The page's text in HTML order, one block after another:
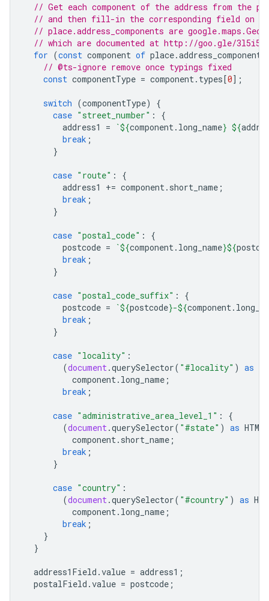
// Get each component of the address from the
// and then fill-in the corresponding field on
// place.address_components are
// which are documented at http://goo.gle/
for (const component of place.address_components
// @ts-ignore remove once typings fixed
const componentType = component. types[0];
switch (componentType)
{
case "street_number" :
{
address1
= `${component. long_name} ${
break ;
}
case "route" :
{
address1
+= component. short_name ;
break ;
}
case "postal_code" :
{
postcode = `${component. long_name}${
break ;
}
case "postal_code_suffix" :
{
postcode = `${postcode}-${component.
break ;
}
case "locality" :
(document.querySelector( "#locality" ) as
component. long_name ;
break ;
case "administrative_area_level_1" :
{
(document.querySelector( "#state" ) as
component. short_name ;
break ;
}
case "country" :
(document.querySelector( "#country" ) as
component. long_name ;
break ;
}
}
address1Field .value = address1 ;
postalField .value = postcode ;